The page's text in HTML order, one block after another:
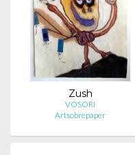
Zush
VOSORI
Artsobrepaper